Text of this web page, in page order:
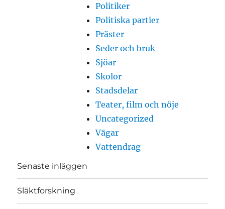
Politiker
Politiska partier
Präster
Seder och bruk
Sjöar
Skolor
Stadsdelar
Teater, film och nöje
Uncategorized
Vägar
Vattendrag
Senaste inläggen
Släktforskning